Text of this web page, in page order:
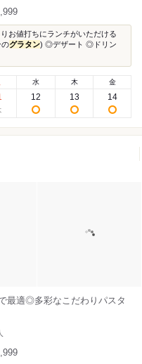
お値打ちにランチがいただける
グラタン) ◎デザート ◎ドリン
水
12
木
13
金
14
最適◎多彩なこだわりパスタ